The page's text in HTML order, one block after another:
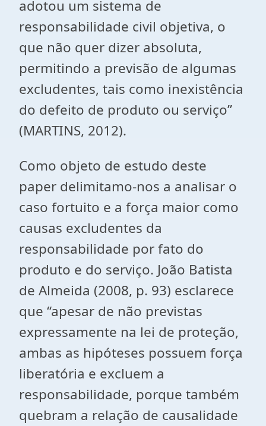
adotou um sistema de
responsabilidade civil objetiva, o
que não quer dizer absoluta,
permitindo a previsão de algumas
excludentes, tais como inexistência
do defeito de produto ou serviço”
(MARTINS, 2012).
Como objeto de estudo deste
paper delimitamo-nos a analisar o
caso fortuito e a força maior como
causas excludentes da
responsabilidade por fato do
produto e do serviço. João Batista
de Almeida (2008, p. 93) esclarece
que “apesar de não previstas
expressamente na lei de proteção,
ambas as hipóteses possuem força
liberatória e excluem a
responsabilidade, porque também
quebram a relação de causalidade